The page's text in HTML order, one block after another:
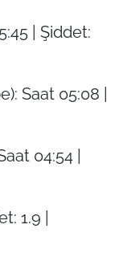
| Şiddet:
Saat 05:08 |
04:54 |
1.9 |